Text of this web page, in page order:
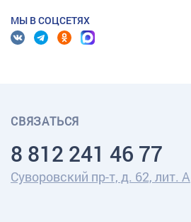
МЫ В СОЦСЕТЯХ
СВЯЗАТЬСЯ
8 812 241 46 77
Суворовский пр-т, д. 62, лит. А